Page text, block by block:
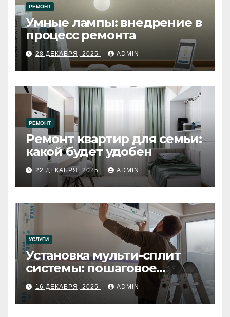
РЕМОНТ
Умные лампы: внедрение в
процесс ремонта
28 ДЕКАБРЯ, 2025 ADMIN
РЕМОНТ
Ремонт квартир для семьи:
какой будет удобен
22 ДЕКАБРЯ, 2025 ADMIN
УСЛУГИ
Установка мульти-сплит
системы: пошаговое
руководство
16 ДЕКАБРЯ, 2025 ADMIN